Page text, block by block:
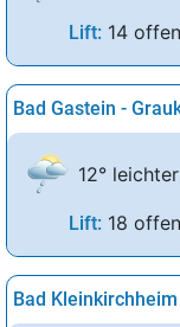
Lift: 14 offen
Bad Gastein -
12°
Lift: 18 offen
Bad Kleinkirchheim